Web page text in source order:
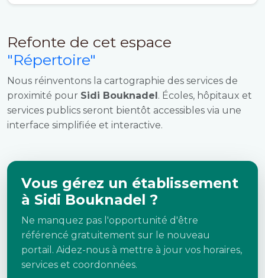
Refonte de cet espace
"Répertoire"
Nous réinventons la cartographie des services de
proximité pour Sidi Bouknadel. Écoles, hôpitaux et
services publics seront bientôt accessibles via une
interface simplifiée et interactive.
Vous gérez un établissement
à Sidi Bouknadel ?
Ne manquez pas l'opportunité d'être
référencé gratuitement sur le nouveau
portail. Aidez-nous à mettre à jour vos horaires,
services et coordonnées.